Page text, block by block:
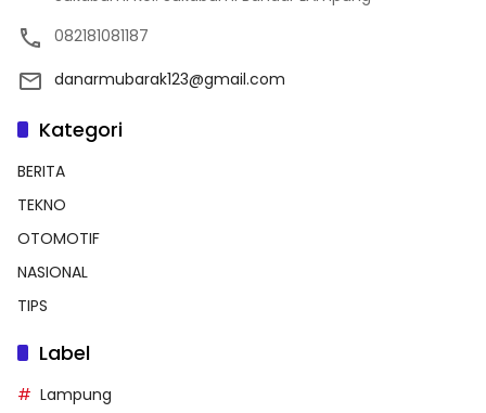
082181081187
danarmubarak123@gmail.com
Kategori
BERITA
TEKNO
OTOMOTIF
NASIONAL
TIPS
Label
Lampung